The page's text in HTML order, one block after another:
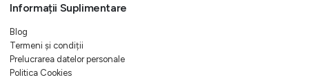
Informații Suplimentare
Blog
Termeni și condiții
Prelucrarea datelor personale
Politica Cookies